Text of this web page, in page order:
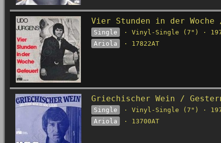
Vier Stunden in der
Single
· Vinyl-Single (7") ·
Ariola
· 17822AT
Griechischer Wein /
Single
· Vinyl-Single (7") ·
Ariola
· 13700AT